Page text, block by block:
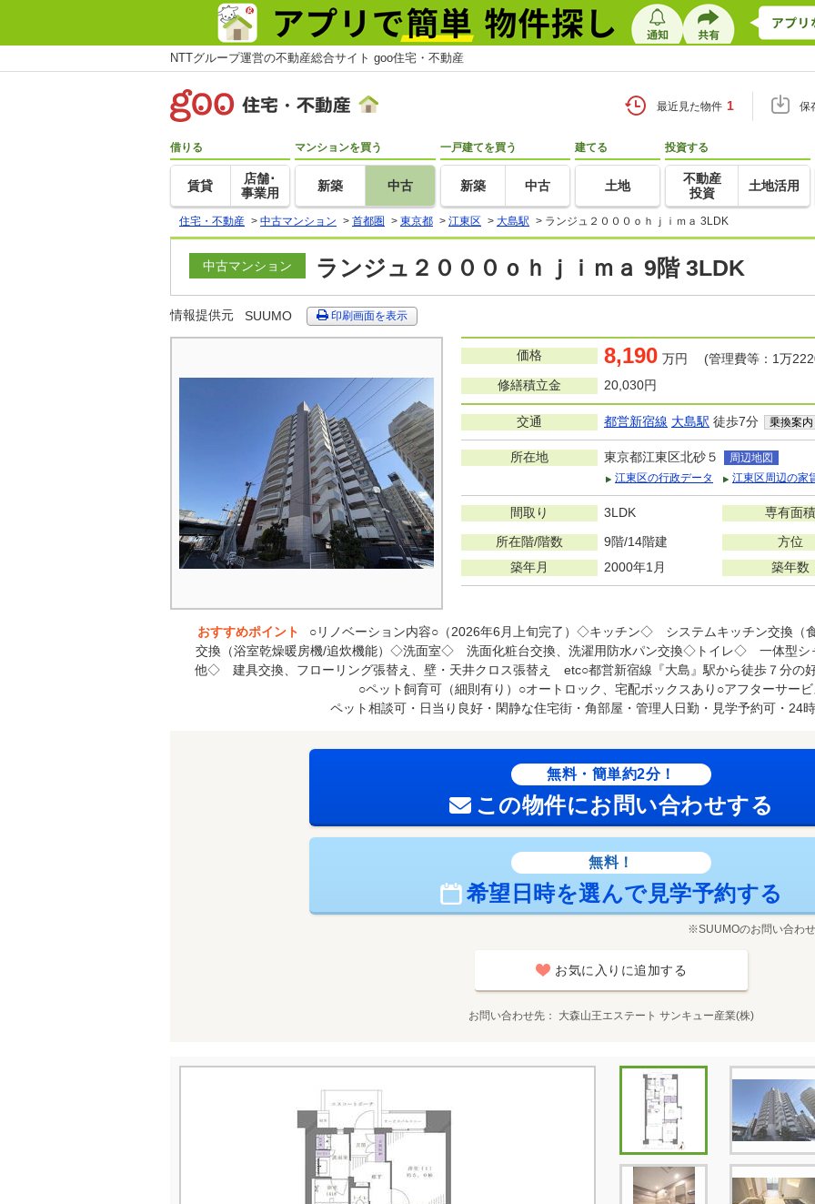
NTTグループ運営の不動産総合サイト goo住宅・不動産
最近見た物件 1 保
借りる
賃貸
店舗･
事業用
マンションを買う
新築 中古
一戸建てを買う
新築 中古
建てる
土地
投資する
不動産
投資
土地活用
住宅・不動産 > 中古マンション > 首都圏 > 東京都 > 江東区 > 大島駅 > ランジュ２０００ｏｈｊｉｍａ 3LDK
中古マンション ランジュ２０００ｏｈｊｉｍａ 9階 3LDK
情報提供元 SUUMO 印刷画面を表示
価格 8,190 万円 (管理費等：1万
修繕積立金
20,030円
交通 都営新宿線 大島駅 徒歩7分 乗換案内
所在地 東京都江東区北砂５
周辺地図
江東区の行政データ
江東区周辺の家
間取り 3LDK
専有面積
所在階/階数
9階/14階建
方位
築年月
2000年1月 築年数
おすすめポイント
○リノベーション内容○（2026年6月上旬完了）◇キッチン◇ システムキッチン交換
交換（浴室乾燥暖房機/追炊機能）◇洗面室◇ 洗面化粧台交換、洗濯用防水パン交換◇トイレ◇ 一体型シ
他◇ 建具交換、フローリング張替え、壁・天井クロス張替え etc○都営新宿線『大島』駅から徒歩７分の
○ペット飼育可（細則有り）○オートロック、宅配ボックスあり○アフターサー
ペット相談可・日当り良好・閑静な住宅街・角部屋・管理人日勤・見学予約可・24
無料・簡単約2分！
この物件にお問い合わせする
無料！
希望日時を選んで見学予約する
※SUUMOのお問い合わ
お気に入りに追加する
お問い合わせ先 大森山王エステート サンキュー産業(株)